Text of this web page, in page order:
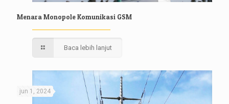
Menara Monopole Komunikasi GSM
Baca lebih lanjut
jun 1, 2024